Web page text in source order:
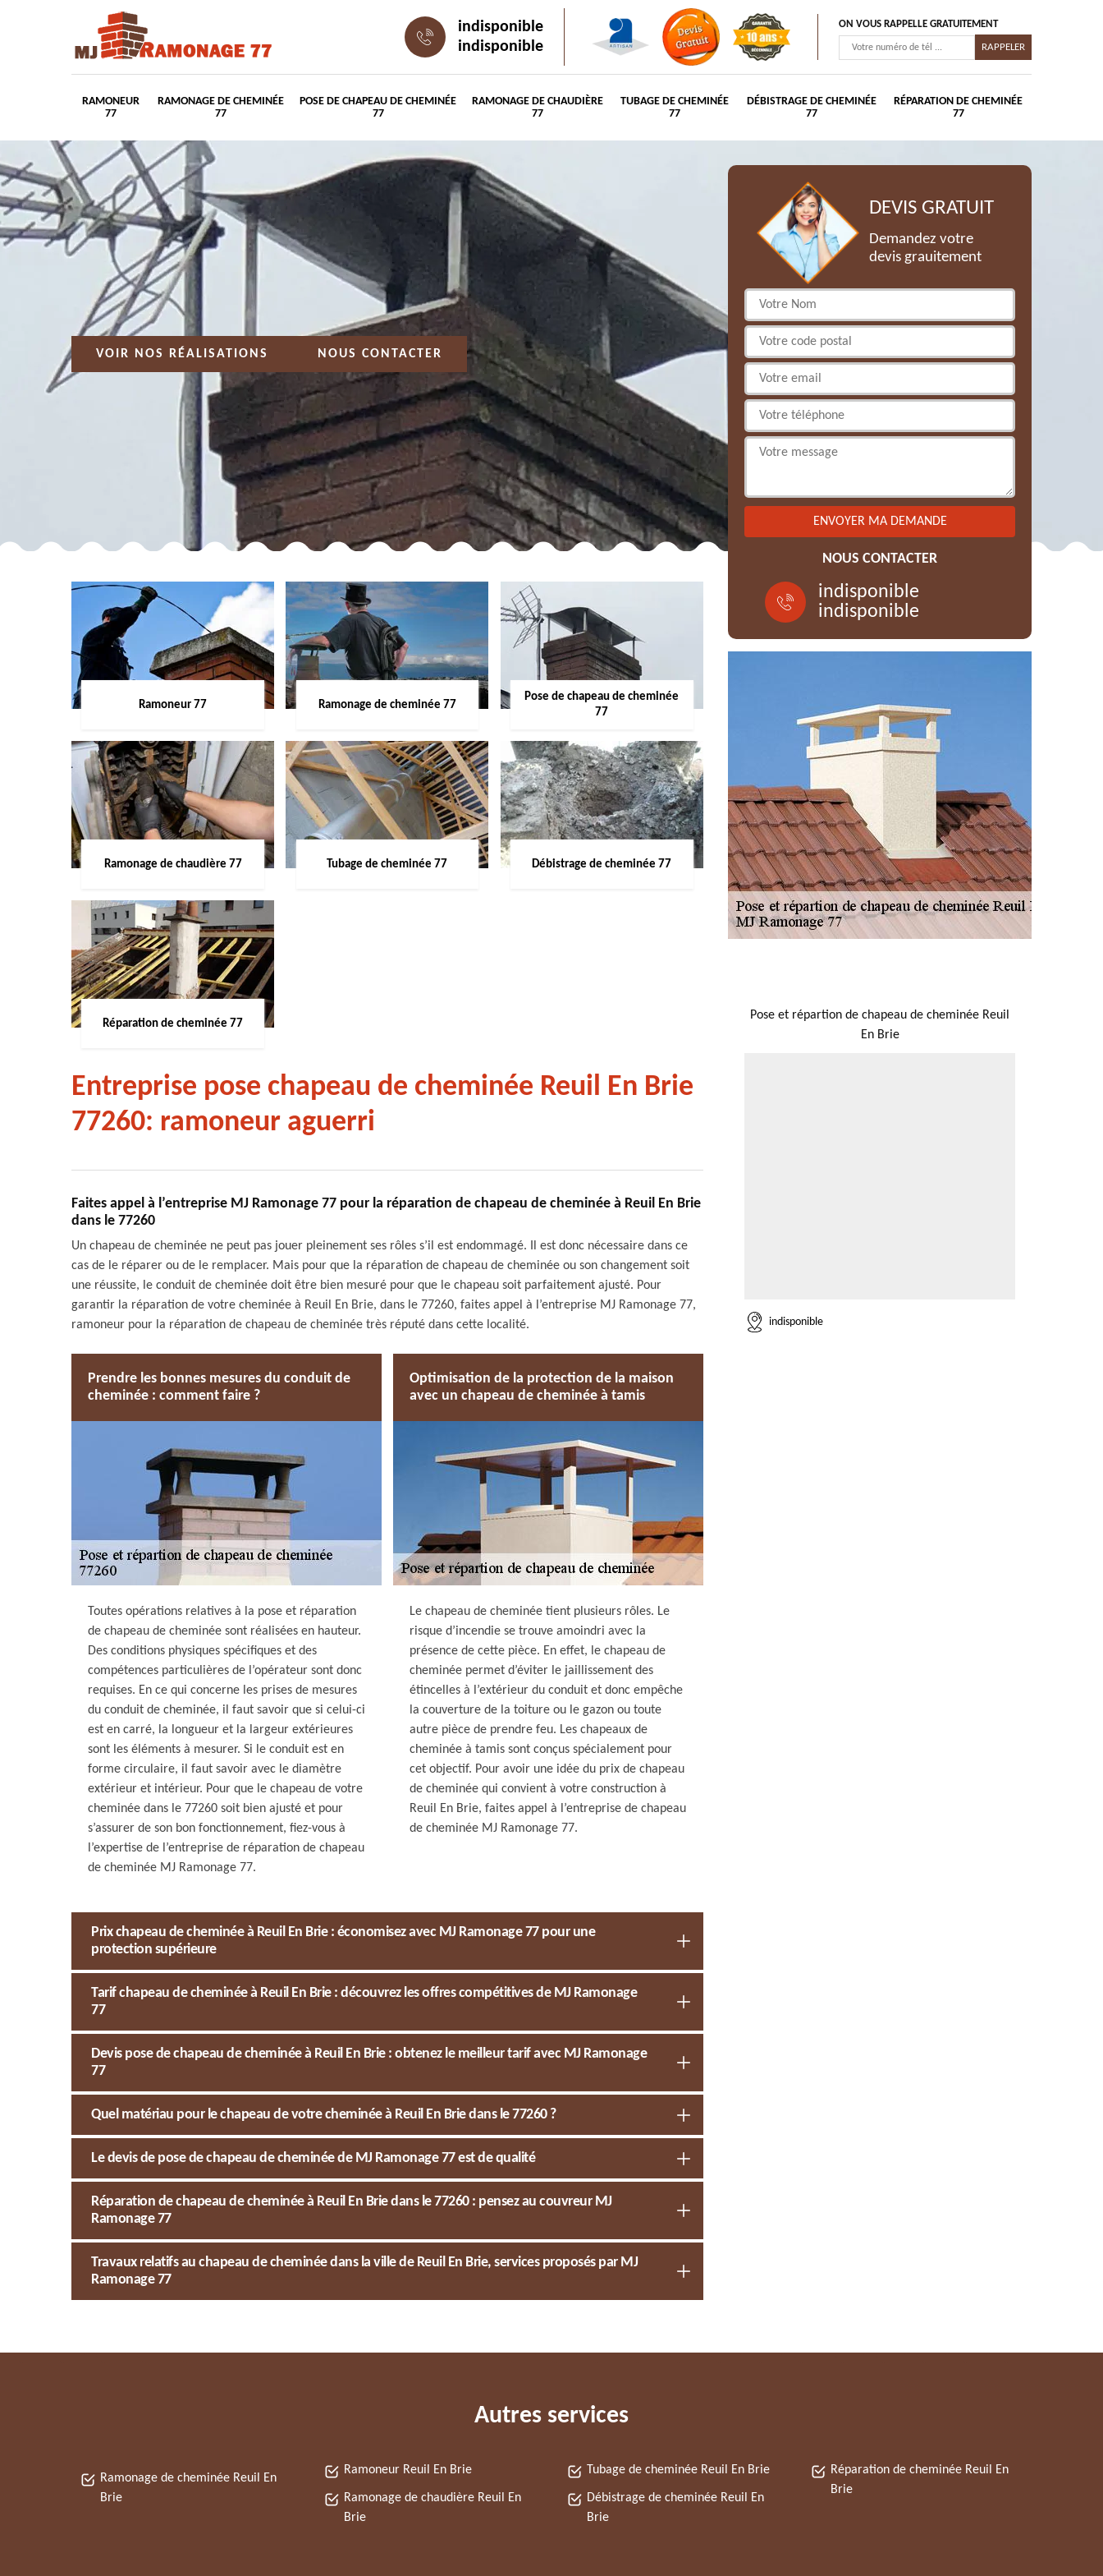
indisponible
indisponible
ON VOUS RAPPELLE GRATUITEMENT
RAMONEUR
77
RAMONAGE DE CHEMINÉE
77
POSE DE CHAPEAU DE CHEMINÉE
77
RAMONAGE DE CHAUDIÈRE
77
TUBAGE DE CHEMINÉE
77
DÉBISTRAGE DE CHEMINÉE
77
RÉPARATION DE CHEMINÉE
77
VOIR NOS RÉALISATIONS NOUS CONTACTER
Ramoneur 77 Ramonage de cheminée 77
Pose de chapeau de cheminée
77
Ramonage de chaudière 77 Tubage de cheminée 77 Débistrage de cheminée 77
Réparation de cheminée 77
Entreprise pose chapeau de cheminée Reuil En Brie
77260: ramoneur aguerri
Faites appel à l’entreprise MJ Ramonage 77 pour la réparation de chapeau de cheminée à Reuil En Brie
dans le 77260
Un chapeau de cheminée ne peut pas jouer pleinement ses rôles s’il est endommagé. Il est donc nécessaire dans ce
cas de le réparer ou de le remplacer. Mais pour que la réparation de chapeau de cheminée ou son changement soit
une réussite, le conduit de cheminée doit être bien mesuré pour que le chapeau soit parfaitement ajusté. Pour
garantir la réparation de votre cheminée à Reuil En Brie, dans le 77260, faites appel à l’entreprise MJ Ramonage 77,
ramoneur pour la réparation de chapeau de cheminée très réputé dans cette localité.
Prendre les bonnes mesures du conduit de
cheminée : comment faire ?
Toutes opérations relatives à la pose et réparation
de chapeau de cheminée sont réalisées en hauteur.
Des conditions physiques spécifiques et des
compétences particulières de l’opérateur sont donc
requises. En ce qui concerne les prises de mesures
du conduit de cheminée, il faut savoir que si celui-ci
est en carré, la longueur et la largeur extérieures
sont les éléments à mesurer. Si le conduit est en
forme circulaire, il faut savoir avec le diamètre
extérieur et intérieur. Pour que le chapeau de votre
cheminée dans le 77260 soit bien ajusté et pour
s’assurer de son bon fonctionnement, fiez-vous à
l’expertise de l’entreprise de réparation de chapeau
de cheminée MJ Ramonage 77.
Optimisation de la protection de la maison
avec un chapeau de cheminée à tamis
Le chapeau de cheminée tient plusieurs rôles. Le
risque d’incendie se trouve amoindri avec la
présence de cette pièce. En effet, le chapeau de
cheminée permet d’éviter le jaillissement des
étincelles à l’extérieur du conduit et donc empêche
la couverture de la toiture ou le gazon ou toute
autre pièce de prendre feu. Les chapeaux de
cheminée à tamis sont conçus spécialement pour
cet objectif. Pour avoir une idée du prix de chapeau
de cheminée qui convient à votre construction à
Reuil En Brie, faites appel à l’entreprise de chapeau
de cheminée MJ Ramonage 77.
Prix chapeau de cheminée à Reuil En Brie : économisez avec MJ Ramonage 77 pour une
protection supérieure
Tarif chapeau de cheminée à Reuil En Brie : découvrez les offres compétitives de MJ Ramonage
77
Devis pose de chapeau de cheminée à Reuil En Brie : obtenez le meilleur tarif avec MJ Ramonage
77
Quel matériau pour le chapeau de votre cheminée à Reuil En Brie dans le 77260 ?
Le devis de pose de chapeau de cheminée de MJ Ramonage 77 est de qualité
Réparation de chapeau de cheminée à Reuil En Brie dans le 77260 : pensez au couvreur MJ
Ramonage 77
Travaux relatifs au chapeau de cheminée dans la ville de Reuil En Brie, services proposés par MJ
Ramonage 77
DEVIS GRATUIT
Demandez votre
devis grauitement
NOUS CONTACTER
indisponible
indisponible
Pose et répartion de chapeau de cheminée Reuil
En Brie
indisponible
Autres services
Ramonage de cheminée Reuil En
Brie
Ramoneur Reuil En Brie
Ramonage de chaudière Reuil En
Brie
Tubage de cheminée Reuil En Brie
Débistrage de cheminée Reuil En
Brie
Réparation de cheminée Reuil En
Brie